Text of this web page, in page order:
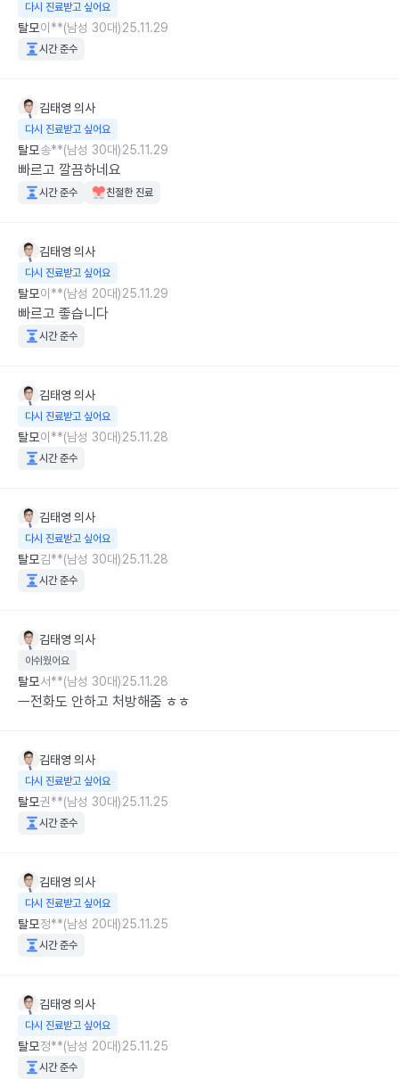
다시 진료받고 싶어요
탈모이**(남성 30대)25.11.29
시간 준수
김태영 의사
다시 진료받고 싶어요
탈모송**(남성 30대)25.11.29
빠르고 깔끔하네요
시간 준수 친절한 진료
김태영 의사
다시 진료받고 싶어요
탈모이**(남성 20대)25.11.29
빠르고 좋습니다
시간 준수
김태영 의사
다시 진료받고 싶어요
탈모이**(남성 30대)25.11.28
시간 준수
김태영 의사
다시 진료받고 싶어요
탈모김**(남성 30대)25.11.28
시간 준수
김태영 의사
아쉬웠어요
탈모서**(남성 30대)25.11.28
ㅡ전화도 안하고 처방해줌 ㅎㅎ
김태영 의사
다시 진료받고 싶어요
탈모권**(남성 30대)25.11.25
시간 준수
김태영 의사
다시 진료받고 싶어요
탈모정**(남성 20대)25.11.25
시간 준수
김태영 의사
다시 진료받고 싶어요
탈모정**(남성 20대)25.11.25
시간 준수